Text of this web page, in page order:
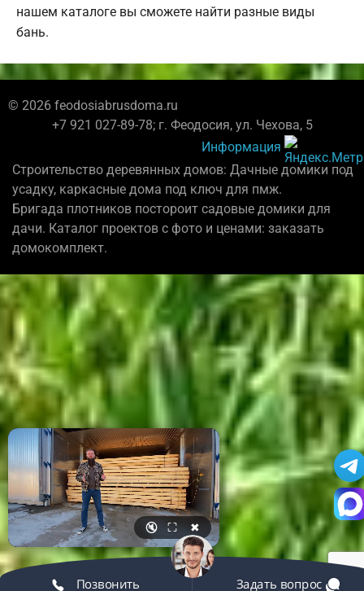
нашем каталоге вы сможете найти разные виды
бань.
© 2026 feodosiabrusdoma.ru
+7 921 027-89-78; г. Феодосия, ул. Чехова, 5
Информация
Строительство деревянных домов: Дачные домики под
усадку, каркасные дома под ключ для пмж.
Бригада плотников постороит садовые домики для
дачи. Каталог проектов с фото и ценами: заказать
домокомплект.
🔇 ⛶ ✖
Позвонить Задать вопрос